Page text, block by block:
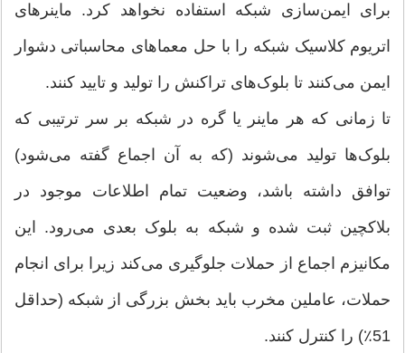
برای ایمن‌سازی شبکه استفاده نخواهد کرد. ماینرهای
اتریوم کلاسیک شبکه را با حل معماهای محاسباتی دشوار
ایمن می‌کنند تا بلوک‌های تراکنش را تولید و تایید کنند.
تا زمانی که هر ماینر یا گره در شبکه بر سر ترتیبی که
بلوک‌ها تولید می‌شوند (که به آن اجماع گفته می‌شود)
توافق داشته باشد، وضعیت تمام اطلاعات موجود در
بلاکچین ثبت شده و شبکه به بلوک بعدی می‌رود. این
مکانیزم اجماع از حملات جلوگیری می‌کند زیرا برای انجام
حملات، عاملین مخرب باید بخش بزرگی از شبکه (حداقل
51٪) را کنترل کنند.